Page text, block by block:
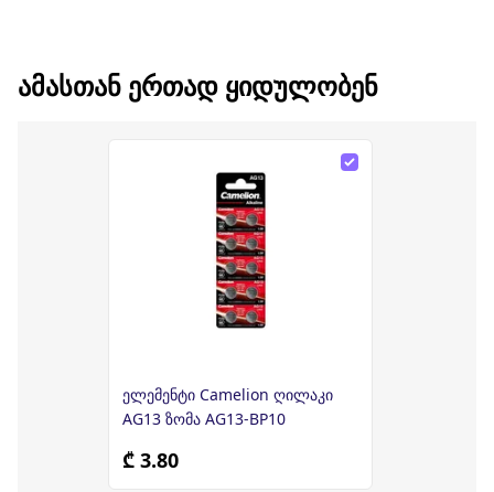
ᲐᲛᲐᲡᲗᲐᲜ ᲔᲠᲗᲐᲓ ᲧᲘᲓᲣᲚᲝᲑᲔᲜ
ელემენტი Camelion ღილაკი
AG13 ზომა AG13-BP10
₾ 3.80